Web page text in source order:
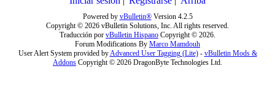
Powered by vBulletin®Version 4.2.5
Copyright © 2026 vBulletin Solutions, Inc. All rights reserved.
Traducción por vBulletin Hispano Copyright © 2026.
Forum Modifications By Marco Mamdouh
User Alert System provided by Advanced User Tagging (Lite)- vBulletin Mods &
Addons Copyright © 2026 DragonByte Technologies Ltd.